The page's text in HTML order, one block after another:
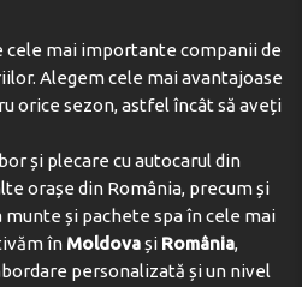
sofa bed. Extra beds can be
are also available. Guests
station included among the
television, an alarm clock
well. Bathrooms are equipped
a hairdryer. As a special
stocked with cosmetic
of towels. Wheelchair-friendly
hotel has family rooms and
cele mai importante companii de
Alegem cele mai avantajoase
orice sezon, astfel încât să aveți
și plecare cu autocarul din
orașe din România, precum și
munte și pachete spa în cele mai
în Moldovași România,
personalizată și un nivel